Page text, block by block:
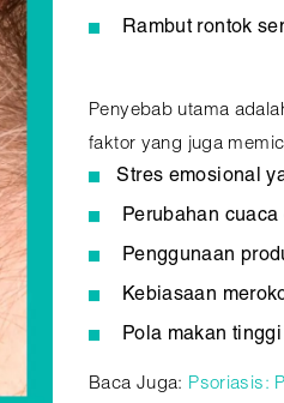
Rambut rontok
Penyebab utama
faktor yang juga
Stres emosional
Perubahan
Penggunaan
Kebiasaan
Pola makan
Baca Juga: Psoriasis: